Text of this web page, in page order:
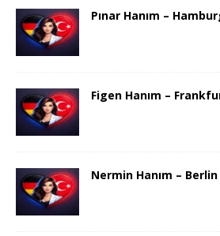
Pınar Hanım –
Figen Hanım –
Nermin Hanım – Berlin